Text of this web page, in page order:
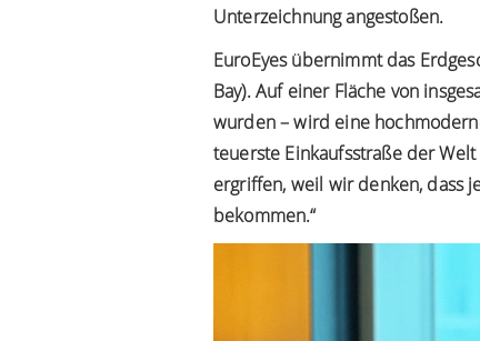
Unterzeichnung angestoßen.
EuroEyes übernimmt das
Bay). Auf einer Fläche von
wurden – wird eine
teuerste Einkaufsstraße der
ergriffen, weil wir denken, dass
bekommen.“